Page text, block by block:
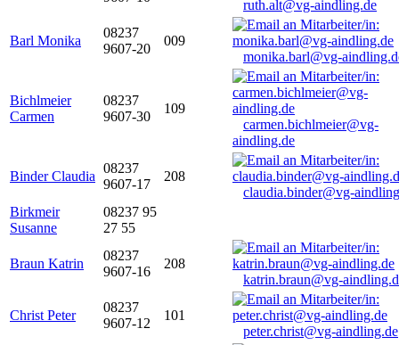
ruth.alt@vg-aindling.de
Barl Monika
08237
9607-20
009
monika.barl@vg-
Bichlmeier
Carmen
08237
9607-30
109
carmen.bichlmeier@vg-
aindling.de
Binder Claudia
08237
9607-17
208
claudia.binder@vg-
Birkmeir
Susanne
08237 95
27 55
Braun Katrin
08237
9607-16
208
katrin.braun@vg-
Christ Peter
08237
9607-12
101
peter.christ@vg-aindling.de